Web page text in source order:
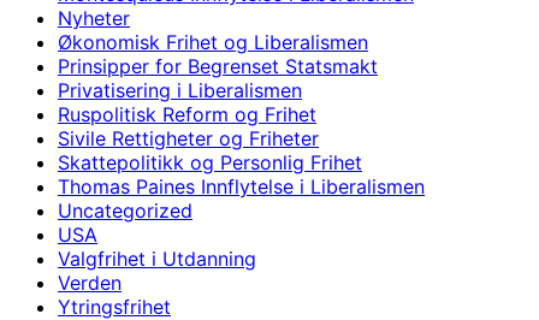
Nyheter
Økonomisk Frihet og Liberalismen
Prinsipper for Begrenset Statsmakt
Privatisering i Liberalismen
Ruspolitisk Reform og Frihet
Sivile Rettigheter og Friheter
Skattepolitikk og Personlig Frihet
Thomas Paines Innflytelse i Liberalismen
Uncategorized
USA
Valgfrihet i Utdanning
Verden
Ytringsfrihet